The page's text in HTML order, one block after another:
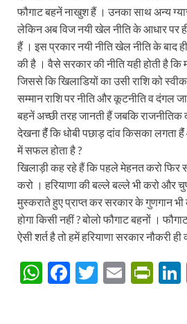
फौगाट बहनें नाखुश हैं । उनका साथ अन्य
लेकिन अब विज नयी खेल नीति के आधार पर
हैं । इस प्रकार नयी नीति खेल नीति के बाद
की है । वैसे सरकार की नीति यही होती है कि
जिससे कि खिलाडियों का उसी राशि को
सम्मान राशि पर नीति और कूटनीति व दंगल
बहनें अच्छी तरह जानती हैं जबकि राजनीतिक
देखना हैंं कि धोबी पछाड़ दांव किसका लगता
में सफल होता है ?
खिलाड़ी कह रहे हैं कि पहले मेहनत करो फिर
करो । हरियाणा की बल्ले बल्ले भी करो और
मुस्कराते हुए प्राप्त कर सरकार के गुणगान
होगा किसी नहीं ? बोलो फौगाट बहनों ।
ऐसी शर्त है तो हमें हरियाणा सरकार नौकरी ही
W F
T
E
P